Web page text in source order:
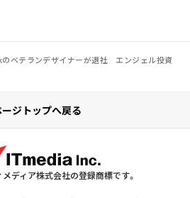
ベテランデザイナーが退社 エンジェル投資
ジトップへ戻る
ディア株式会社の登録商標です。